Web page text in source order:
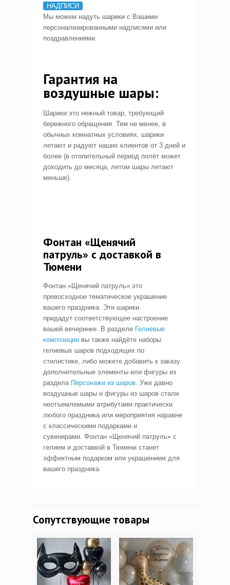
НАДПИСИ
Мы можем надуть шарики с Вашими
персонализированными надписями или
поздравлениями.
Гарантия на
воздушные шары:
Шарики это нежный товар, требующий
бережного обращения. Тем не менее, в
обычных комнатных условиях, шарики
летают и радуют наших клиентов от 3 дней и
более (в отопительный период полёт может
доходить до месяца, летом шары летают
меньше).
Фонтан «Щенячий
патруль» с доставкой в
Тюмени
Фонтан «Щенячий патруль» это
превосходное тематическое украшение
вашего праздника. Эти шарики
придадут соответствующее настроение
вашей вечеринке. В разделе Гелиевые
композиции вы также найдёте наборы
гелиевых шаров подходящих по
стилистике, либо можете добавить к заказу
дополнительные элементы или фигуры из
раздела Персонажи из шаров. Уже давно
воздушные шары и фигуры из шаров стали
неотъемлемыми атрибутами практически
любого праздника или мероприятия наравне
с классическими подарками и
сувенирами. Фонтан «Щенячий патруль» с
гелием и доставкой в Тюмени станет
эффектным подарком или украшением для
вашего праздника.
Сопутствующие товары